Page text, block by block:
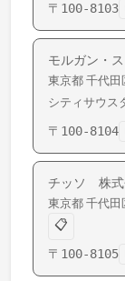
〒 100-8103
モルガン・
東京都 千代田
シティサウス
〒 100-8104
チッソ 株式
東京都 千代田
📋
〒 100-8105